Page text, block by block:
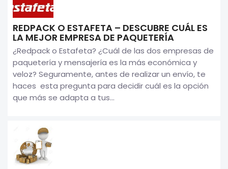
REDPACK O ESTAFETA – DESCUBRE CUÁL ES
LA MEJOR EMPRESA DE PAQUETERÍA
¿Redpack o Estafeta? ¿Cuál de las dos empresas de
paquetería y mensajería es la más económica y
veloz? Seguramente, antes de realizar un envío, te
haces esta pregunta para decidir cuál es la opción
que más se adapta a tus...